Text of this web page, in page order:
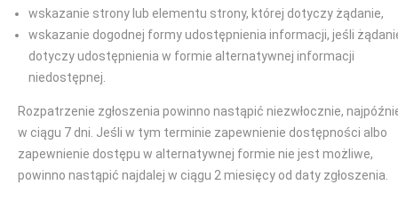
wskazanie strony lub elementu strony, której dotyczy żądanie,
wskazanie dogodnej formy udostępnienia informacji, jeśli
dotyczy udostępnienia w formie alternatywnej informacji
niedostępnej.
Rozpatrzenie zgłoszenia powinno nastąpić niezwłocznie,
w ciągu 7 dni. Jeśli w tym terminie zapewnienie dostępności albo
zapewnienie dostępu w alternatywnej formie nie jest możliwe,
powinno nastąpić najdalej w ciągu 2 miesięcy od daty zgłoszenia.